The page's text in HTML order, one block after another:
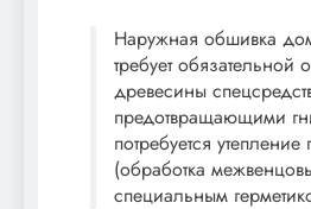
Наружная обшивка
требует обязательной
древесины
предотвращающими
потребуется утепление
(обработка
специальным